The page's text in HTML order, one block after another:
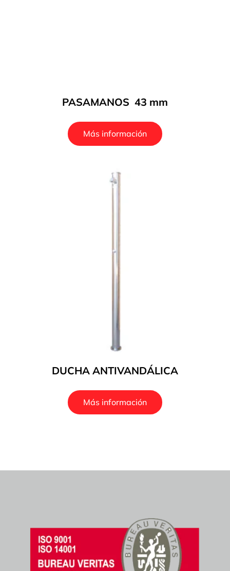
PASAMANOS  43 mm
Más información
DUCHA ANTIVANDÁLICA
Más información